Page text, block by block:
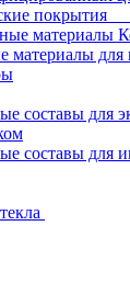
покрытия
материалы
для
составы для
составы для